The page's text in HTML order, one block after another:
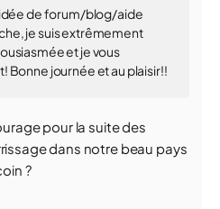
de forum/blog/aide
je suis extrêmement
et je vous
Bonne journée et au plaisir!!
pour la suite des
dans notre beau pays
?